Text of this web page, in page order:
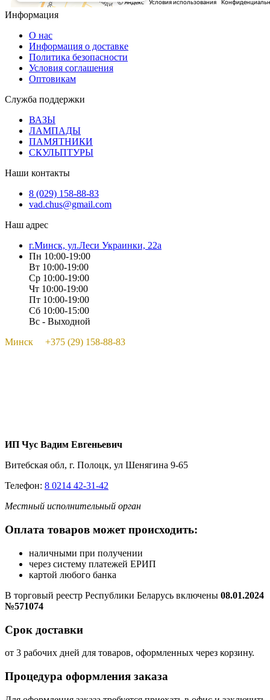
Информация
О нас
Информация о доставке
Политика безопасности
Условия соглашения
Оптовикам
Служба поддержки
ВАЗЫ
ЛАМПАДЫ
ПАМЯТНИКИ
СКУЛЬПТУРЫ
Наши контакты
8 (029) 158-88-83
vad.chus@gmail.com
Наш адрес
г.Минск, ул.Леси Украинки, 22а
Пн 10:00-19:00
Вт 10:00-19:00
Ср 10:00-19:00
Чт 10:00-19:00
Пт 10:00-19:00
Сб 10:00-15:00
Вс - Выходной
Минск +375 (29) 158-88-83
ИП Чус Вадим Евгеньевич
Витебская обл, г. Полоцк, ул Шенягина 9-65
Телефон: 8 0214 42-31-42
Местный исполнительный орган
Оплата товаров может происходить:
наличными при получении
через систему платежей ЕРИП
картой любого банка
В торговый реестр Республики Беларусь включены 08.01.2024
№571074
Срок доставки
от 3 рабочих дней для товаров, оформленных через корзину.
Процедура оформления заказа